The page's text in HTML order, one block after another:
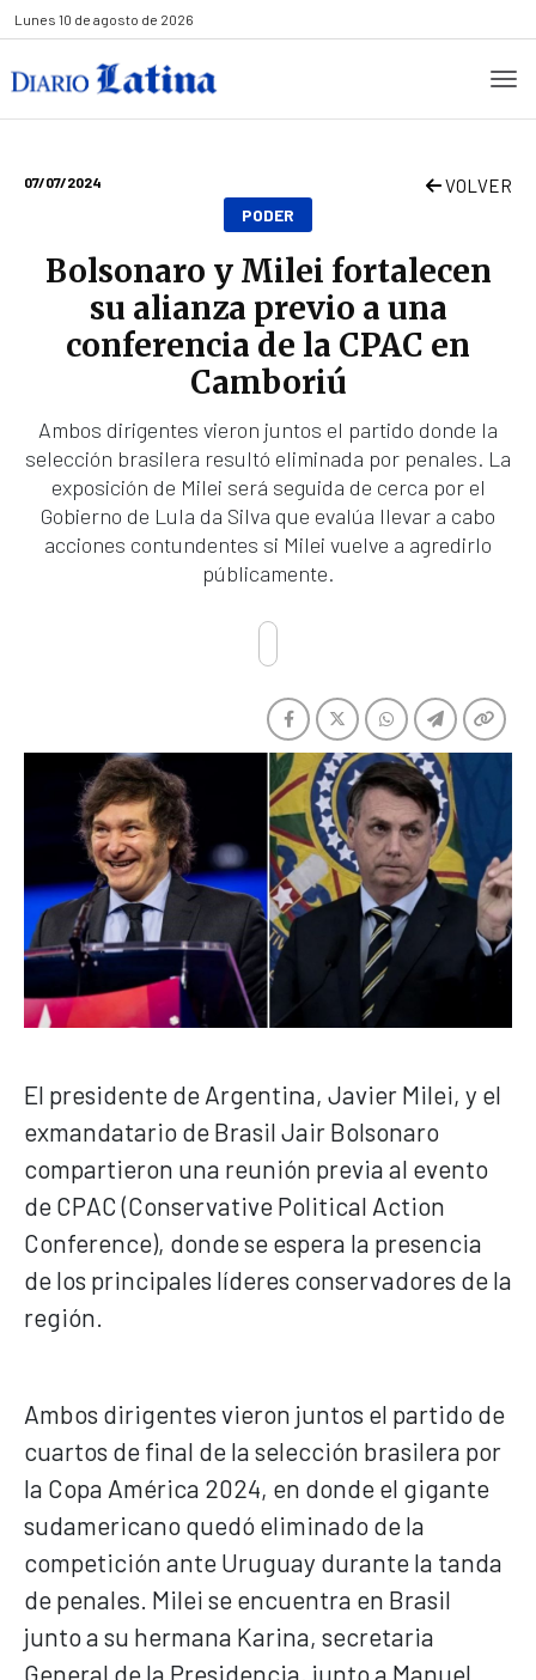
Lunes 10 de agosto de 2026
07/07/2024 VOLVER
PODER
Bolsonaro y Milei fortalecen
su alianza previo a una
conferencia de la CPAC en
Camboriú
Ambos dirigentes vieron juntos el partido donde la
selección brasilera resultó eliminada por penales. La
exposición de Milei será seguida de cerca por el
Gobierno de Lula da Silva que evalúa llevar a cabo
acciones contundentes si Milei vuelve a agredirlo
públicamente.
El presidente de Argentina, Javier Milei, y el
exmandatario de Brasil Jair Bolsonaro
compartieron una reunión previa al evento
de CPAC (Conservative Political Action
Conference), donde se espera la presencia
de los principales líderes conservadores de la
región.
Ambos dirigentes vieron juntos el partido de
cuartos de final de la selección brasilera por
la Copa América 2024, en donde el gigante
sudamericano quedó eliminado de la
competición ante Uruguay durante la tanda
de penales. Milei se encuentra en Brasil
junto a su hermana Karina, secretaria
General de la Presidencia, junto a Manuel